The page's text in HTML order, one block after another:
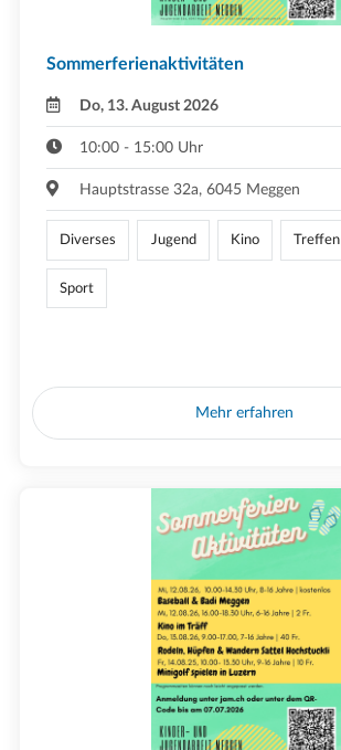
Sommerferienaktivitäten
Do, 13. August 2026
10:00 - 15:00 Uhr
Hauptstrasse 32a, 6045 Meggen
Diverses Jugend Kino Treffen
Sport
Mehr erfahren